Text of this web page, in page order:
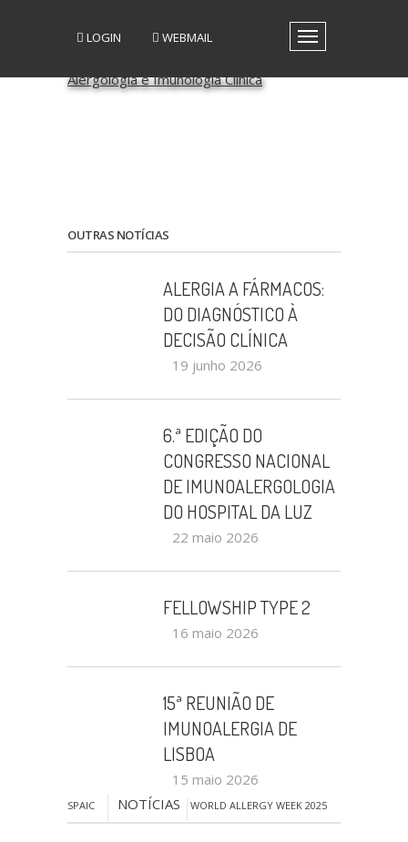
Toggle
GRUPOS DE INTERESSE
CONTACTOS
LOGIN WEBMAIL
OUTRAS NOTÍCIAS
ALERGIA A FÁRMACOS:
DO DIAGNÓSTICO À
DECISÃO CLÍNICA
19 junho 2026
6.ª EDIÇÃO DO
CONGRESSO NACIONAL
DE IMUNOALERGOLOGIA
DO HOSPITAL DA LUZ
22 maio 2026
FELLOWSHIP TYPE 2
16 maio 2026
15ª REUNIÃO DE
IMUNOALERGIA DE
LISBOA
15 maio 2026
SPAIC NOTÍCIAS WORLD ALLERGY WEEK 2025